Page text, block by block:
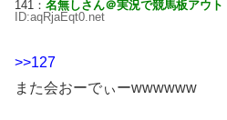
141： 名無しさん＠実況で競馬板アウト
ID:aqRjaEqt0.net
>>127
また会おーでぃーwwwwww